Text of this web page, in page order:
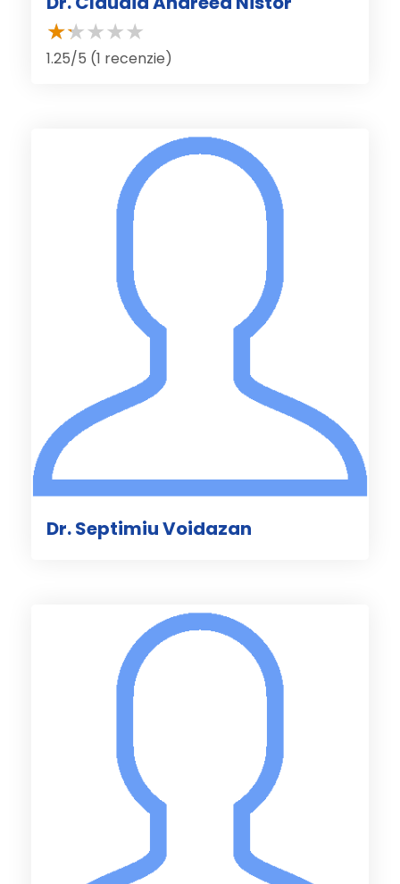
1.25/5 (1 recenzie)
Dr. Septimiu Voidazan